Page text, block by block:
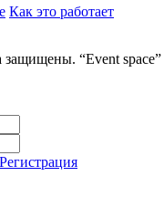
Как это работает
“Event space”
Регистрация